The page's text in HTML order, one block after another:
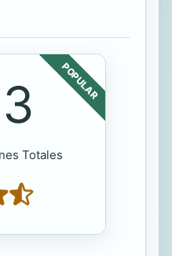
POPULAR
Totales